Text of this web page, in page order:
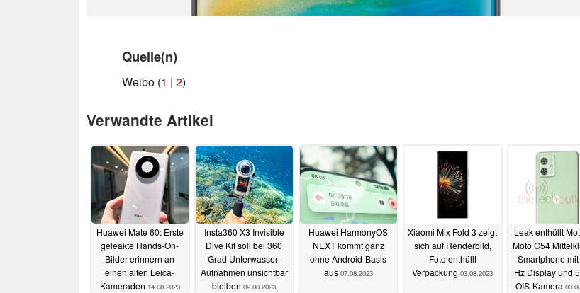
Quelle(n)
Weibo (1 | 2)
Verwandte Artikel
Huawei Mate 60: Erste
geleakte Hands-On-
Bilder erinnern an
einen alten Leica-
Kameraden 14.08.2023
Insta360 X3 Invisible
Dive Kit soll bei 360
Grad Unterwasser-
Aufnahmen unsichtbar
bleiben 09.08.2023
Huawei HarmonyOS
NEXT kommt ganz
ohne Android-Basis
aus 07.08.2023
Xiaomi Mix Fold 3 zeigt
sich auf Renderbild,
Foto enthüllt
Verpackung 03.08.2023
Leak enthüllt
Moto G54
Smartphone
Hz Display und
OIS-Kamera